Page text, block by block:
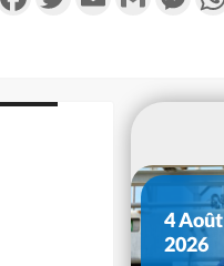
4 Août
2026